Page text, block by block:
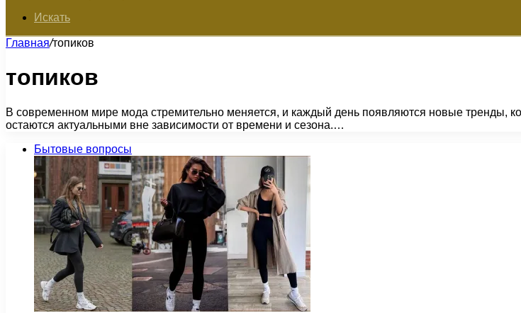
Искать
Главная/топиков
топиков
В современном мире мода стремительно меняется, и каждый день появляются новые тренды,
остаются актуальными вне зависимости от времени и сезона.…
Бытовые вопросы